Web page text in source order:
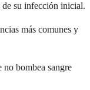
de su infección inicial.
más comunes y
bombea sangre